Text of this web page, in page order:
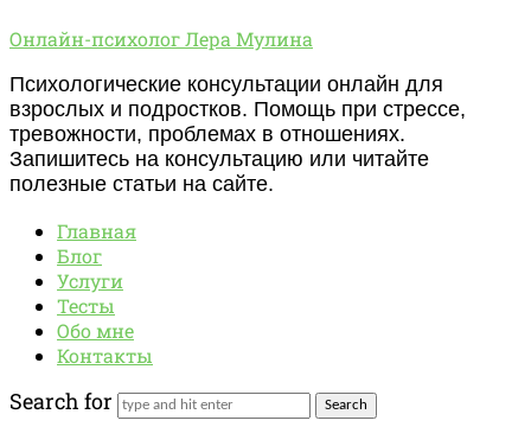
Онлайн-
Лера
Мулина
Онлайн-психолог Лера Мулина
Психологические консультации онлайн для
взрослых и подростков. Помощь при стрессе,
тревожности, проблемах в отношениях.
Запишитесь на консультацию или читайте
полезные статьи на сайте.
Главная
Блог
Услуги
Тесты
Обо мне
Контакты
Search for